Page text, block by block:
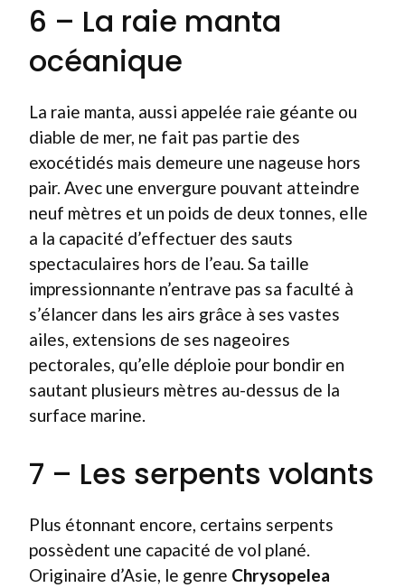
6 – La raie manta
océanique
La raie manta, aussi appelée raie géante ou
diable de mer, ne fait pas partie des
exocétidés mais demeure une nageuse hors
pair. Avec une envergure pouvant atteindre
neuf mètres et un poids de deux tonnes, elle
a la capacité d’effectuer des sauts
spectaculaires hors de l’eau. Sa taille
impressionnante n’entrave pas sa faculté à
s’élancer dans les airs grâce à ses vastes
ailes, extensions de ses nageoires
pectorales, qu’elle déploie pour bondir en
sautant plusieurs mètres au-dessus de la
surface marine.
7 – Les serpents volants
Plus étonnant encore, certains serpents
possèdent une capacité de vol plané.
Originaire d’Asie, le genre Chrysopelea